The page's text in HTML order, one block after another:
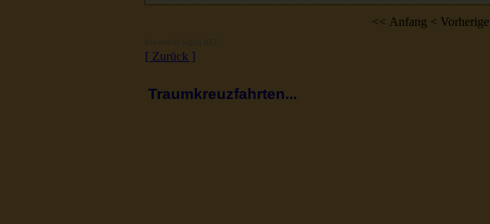
<< Anfang < Vorherige
[ Zurück ]
Traumkreuzfahrten...